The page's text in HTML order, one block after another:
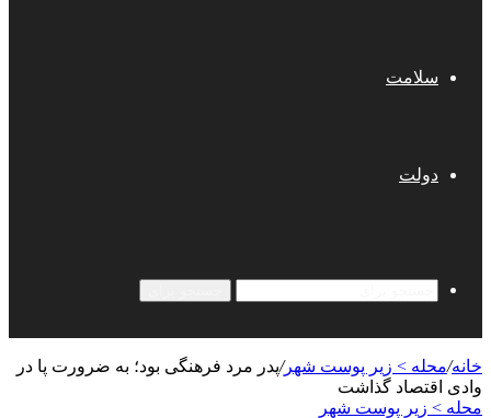
سلامت
دولت
خانه/محله > زیر پوست شهر/پدر مرد فرهنگی بود؛ به ضرورت پا در
وادی اقتصاد گذاشت
محله > زیر پوست شهر